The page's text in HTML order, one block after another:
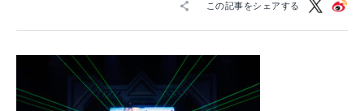
この記事をシェアする